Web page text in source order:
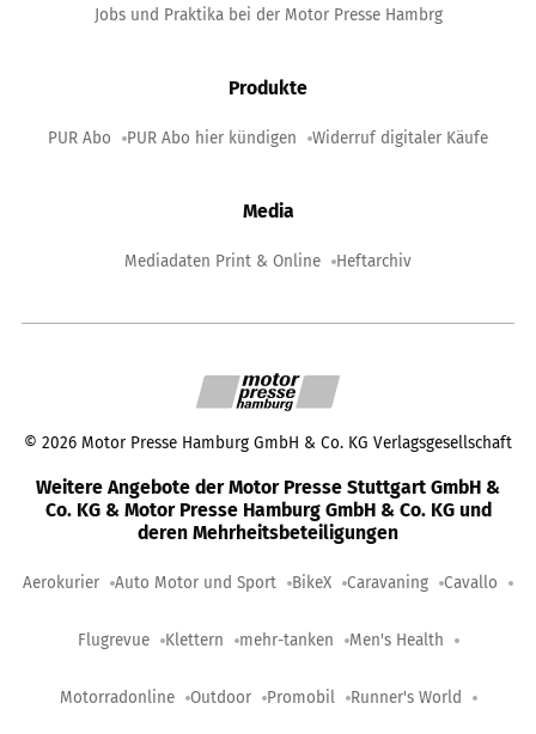
Jobs und Praktika bei der Motor Presse Hambrg
Produkte
PUR Abo PUR Abo hier kündigen Widerruf digitaler Käufe
Media
Mediadaten Print & Online Heftarchiv
© 2026 Motor Presse Hamburg GmbH & Co. KG Verlagsgesellschaft
Weitere Angebote der Motor Presse Stuttgart GmbH &
Co. KG & Motor Presse Hamburg GmbH & Co. KG und
deren Mehrheitsbeteiligungen
Aerokurier Auto Motor und Sport BikeX Caravaning Cavallo
Flugrevue Klettern mehr-tanken Men's Health
Motorradonline Outdoor Promobil Runner's World